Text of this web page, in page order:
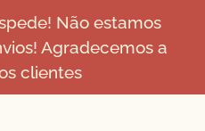
Não estamos
Agradecemos a
clientes